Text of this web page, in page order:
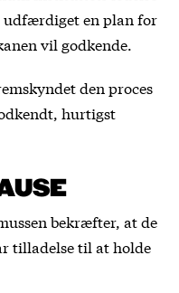
udfærdiget en plan for
vil godkende.
den proces
hurtigst
bekræfter, at de
tilladelse til at holde